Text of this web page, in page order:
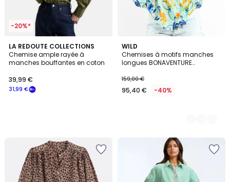
-20%*
LA REDOUTE COLLECTIONS
Chemise ample rayée à
manches bouffantes en coton
31,99 €
39,99 €
WILD
Chemises à motifs manches
longues BONAVENTURE
159,00 €
95,40 € -40%
3
Couleurs